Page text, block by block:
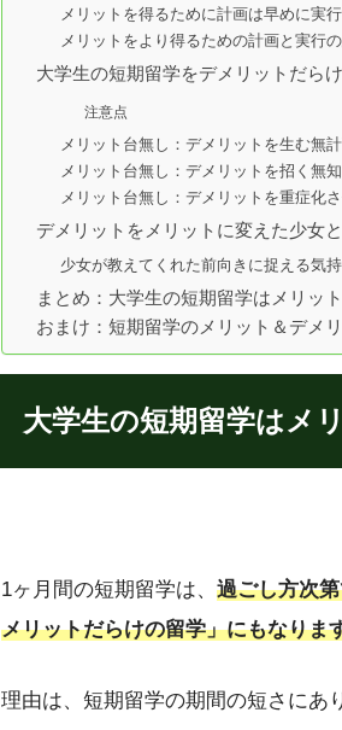
メリットを得るために計画は早めに実
メリットをより得るための計画と実行
大学生の短期留学をデメリットだら
注意点
メリット台無し：デメリットを生む無
メリット台無し：デメリットを招く無
メリット台無し：デメリットを重症化
デメリットをメリットに変えた少女
少女が教えてくれた前向きに捉える気
まとめ：大学生の短期留学はメリッ
おまけ：短期留学のメリット＆デメ
大学生の短期留学はメ
1ヶ月間の短期留学は、 過ごし方次
メリットだらけの留学」にもなりま
理由は、短期留学の期間の短さにあ